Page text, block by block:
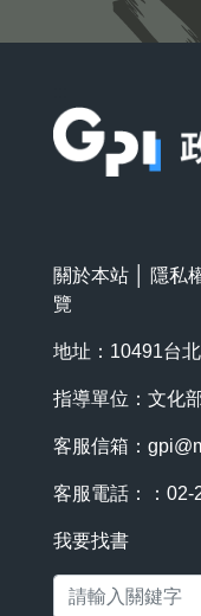
關於本站 隱私
覽
地址：10491台
指導單位：文化
客服信箱：
客服電話：：02-
我要找書